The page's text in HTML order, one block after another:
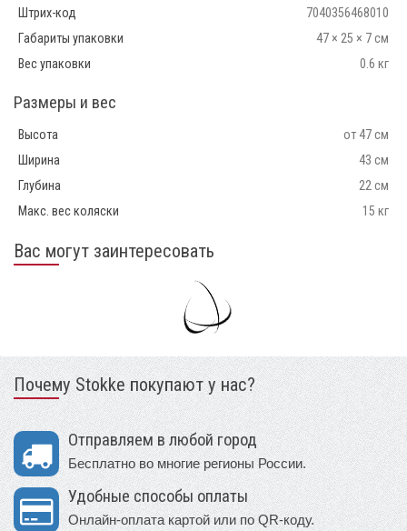
Штрих-код
7040356468010
Габариты упаковки
47 × 25 × 7 см
Вес упаковки
0.6 кг
Размеры и вес
Высота
от 47 см
Ширина
43 см
Глубина
22 см
Макс. вес коляски
15 кг
Вас могут заинтересовать
Почему Stokke покупают у нас?
Отправляем в любой город
Бесплатно во многие регионы России.
Удобные способы оплаты
Онлайн-оплата картой или по QR-коду.